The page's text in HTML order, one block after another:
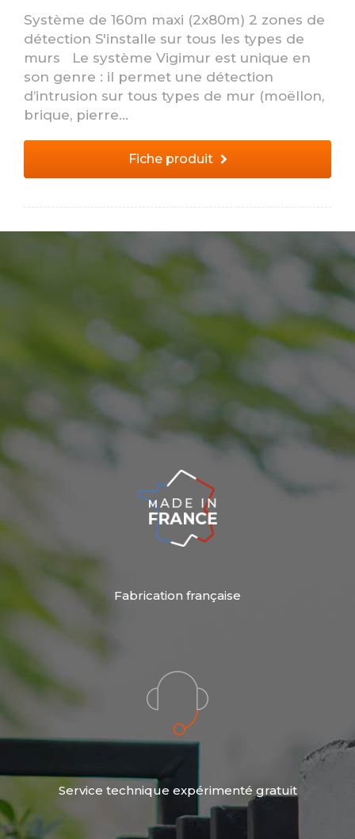
Système de 160m maxi (2x80m) 2 zones de
détection S'installe sur tous les types de
murs Le système Vigimur est unique en
son genre : il permet une détection
d’intrusion sur tous types de mur (moëllon,
brique, pierre...
Fiche produit
Fabrication française
Service technique expérimenté gratuit